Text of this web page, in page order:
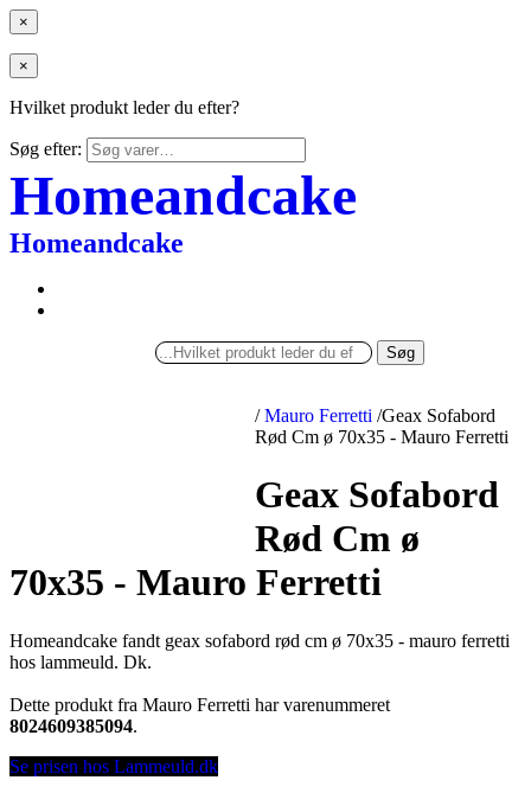
×
×
Hvilket produkt leder du efter?
Søg efter:
Homeandcake
Homeandcake
Søg
/ Mauro Ferretti /Geax Sofabord
Rød Cm ø 70x35 - Mauro Ferretti
Geax Sofabord
Rød Cm ø
70x35 - Mauro Ferretti
Homeandcake fandt geax sofabord rød cm ø 70x35 - mauro ferretti
hos lammeuld. Dk.
Dette produkt fra Mauro Ferretti har varenummeret
8024609385094.
Se prisen hos Lammeuld.dk